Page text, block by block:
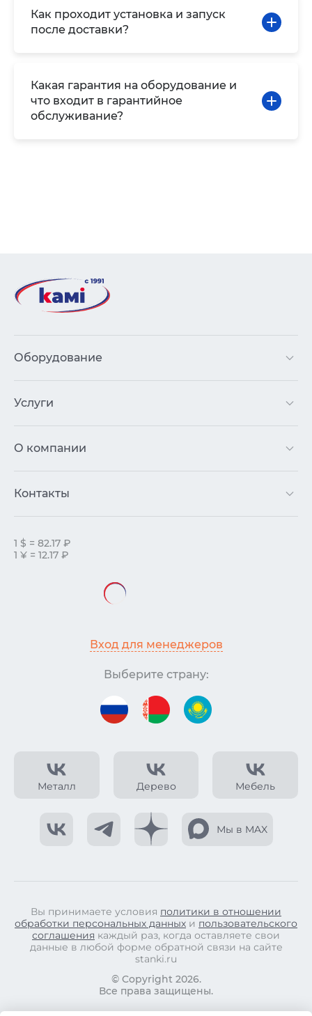
Как проходит установка и запуск
после доставки?
Какая гарантия на оборудование и
что входит в гарантийное
обслуживание?
Металл Дерево Мебель
Мы в MAX
Оборудование
Услуги
О компании
Контакты
1 $ = 82.17 ₽
1 ¥ = 12.17 ₽
Вход для менеджеров
Выберите страну:
Вы принимаете условия политики в отношении
обработки персональных данных и пользовательского
соглашения каждый раз, когда оставляете свои
данные в любой форме обратной связи на сайте
stanki.ru
© Copyright 2026.
Все права защищены.